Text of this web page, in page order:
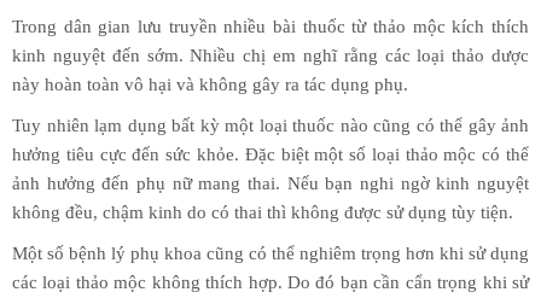
Trong dân gian lưu truyền nhiều bài thuốc từ thảo mộc kích thích
kinh nguyệt đến sớm. Nhiều chị em nghĩ rằng các loại thảo dược
này hoàn toàn vô hại và không gây ra tác dụng phụ.
Tuy nhiên lạm dụng bất kỳ một loại thuốc nào cũng có thể gây ảnh
hưởng tiêu cực đến sức khỏe. Đặc biệt một số loại thảo mộc có thể
ảnh hưởng đến phụ nữ mang thai. Nếu bạn nghi ngờ kinh nguyệt
không đều, chậm kinh do có thai thì không được sử dụng tùy tiện.
Một số bệnh lý phụ khoa cũng có thể nghiêm trọng hơn khi sử dụng
các loại thảo mộc không thích hợp. Do đó bạn cần cẩn trọng khi sử